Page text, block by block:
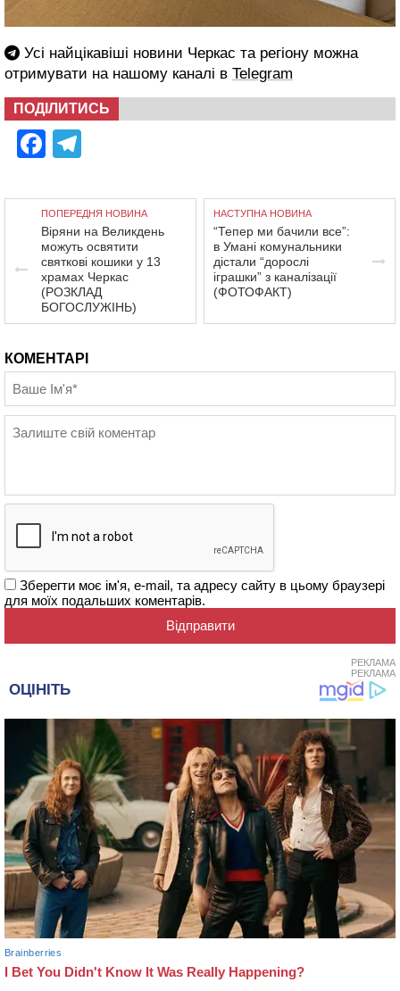
Усі найцікавіші новини Черкас та регіону можна
отримувати на нашому каналі в Telegram
ПОДІЛИТИСЬ
Facebook
ПОПЕРЕДНЯ НОВИНА
Віряни на Великдень
можуть освятити
святкові кошики у 13
храмах Черкас
(РОЗКЛАД
БОГОСЛУЖІНЬ)
НАСТУПНА НОВИНА
“Тепер ми бачили все”:
в Умані комунальники
дістали “дорослі
іграшки” з каналізації
(ФОТОФАКТ)
КОМЕНТАРІ
Зберегти моє ім'я, e-mail, та адресу сайту в цьому браузері
для моїх подальших коментарів.
РЕКЛАМА
РЕКЛАМА